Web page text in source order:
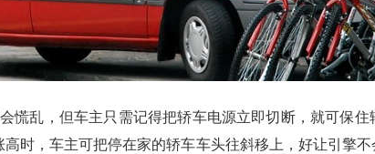
慌乱，但车主只需记得把轿车电源立即切断，就可保
时，车主可把停在家的轿车车头往斜移上，好让引擎不